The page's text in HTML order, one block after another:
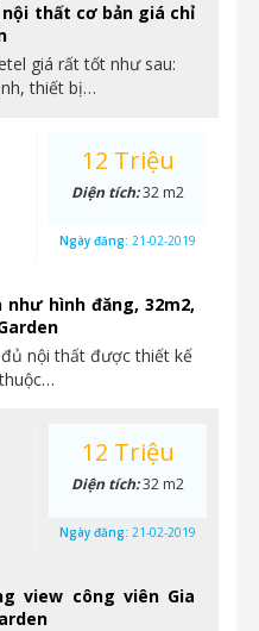
thất cơ bản giá chỉ
giá rất tốt như sau:
thiết bị…
hình đăng, 32m2,
nội thất được thiết kế
12 Triệu
Diện tích:32 m2
Ngày đăng: 21-02-2019
view công viên Gia
12 Triệu
Diện tích:32 m2
Ngày đăng: 21-02-2019